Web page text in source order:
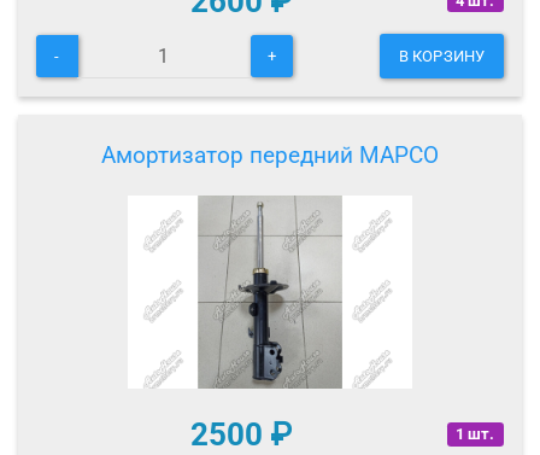
- + В КОРЗИНУ
Амортизатор передний MAPCO
1 шт.
2500 ₽